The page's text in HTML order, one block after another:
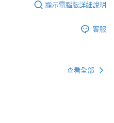
顯示電腦版詳細說明
客服
查看全部